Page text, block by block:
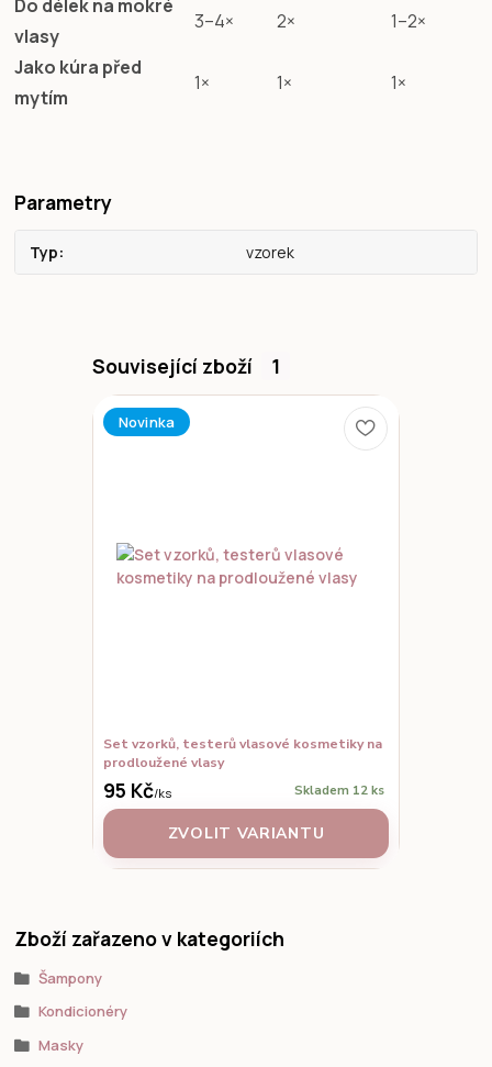
Do délek na mokré
vlasy
3–4× 2×
1–2×
Jako kúra před
mytím
1× 1× 1×
Parametry
Typ vzorek
Související zboží 1
Novinka
Set vzorků, testerů vlasové kosmetiky na
prodloužené vlasy
95 Kč/ks Skladem 12 ks
ZVOLIT VARIANTU
Zboží zařazeno v kategoriích
Šampony
Kondicionéry
Masky